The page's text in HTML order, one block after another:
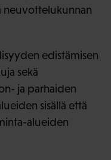
neuvottelukunnan
edistämisen
sekä
ja parhaiden
sisällä että
alueiden